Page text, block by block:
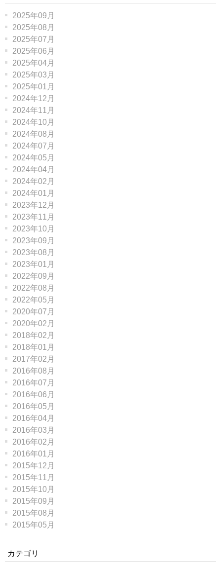
2025年09月
2025年08月
2025年07月
2025年06月
2025年04月
2025年03月
2025年01月
2024年12月
2024年11月
2024年10月
2024年08月
2024年07月
2024年05月
2024年04月
2024年02月
2024年01月
2023年12月
2023年11月
2023年10月
2023年09月
2023年08月
2023年01月
2022年09月
2022年08月
2022年05月
2020年07月
2020年02月
2018年02月
2018年01月
2017年02月
2016年08月
2016年07月
2016年06月
2016年05月
2016年04月
2016年03月
2016年02月
2016年01月
2015年12月
2015年11月
2015年10月
2015年09月
2015年08月
2015年05月
カテゴリ